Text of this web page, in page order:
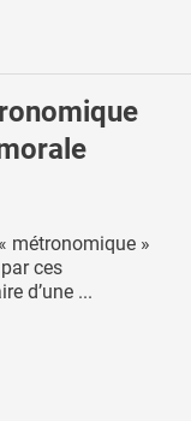
métronomique »
ces
d’une ...